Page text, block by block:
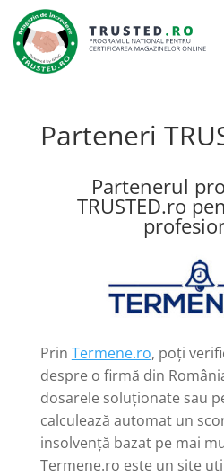
Parteneri
Partenerul
TRUSTED.ro
Prin Termene.ro, poți
despre o firmă din
dosarele soluționate sau
calculează automat un
insolvență bazat pe mai
Termene.ro este un site